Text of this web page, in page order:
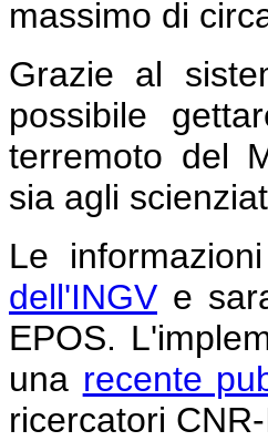
massimo di
Grazie al
possibile
terremoto del
sia agli
Le
dell'INGV e
EPOS.
una recente
ricercatori